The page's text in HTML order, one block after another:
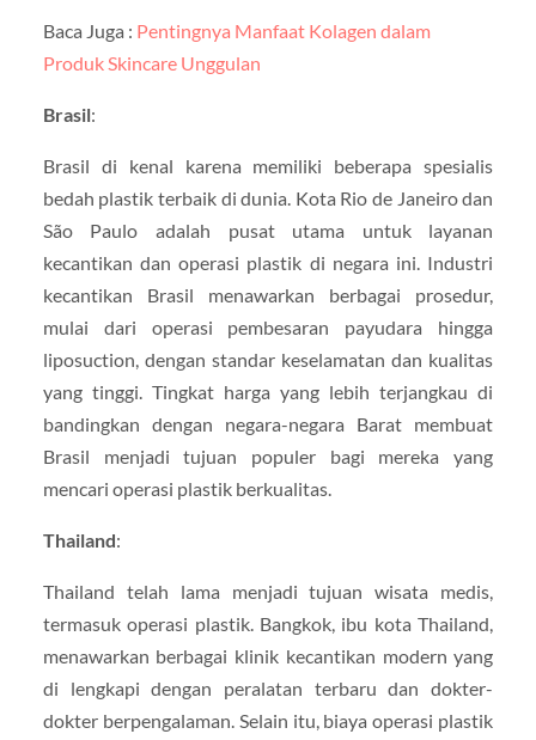
Baca Juga : Pentingnya Manfaat Kolagen dalam
Produk Skincare Unggulan
Brasil:
Brasil di kenal karena memiliki beberapa spesialis
bedah plastik terbaik di dunia. Kota Rio de Janeiro dan
São Paulo adalah pusat utama untuk layanan
kecantikan dan operasi plastik di negara ini. Industri
kecantikan Brasil menawarkan berbagai prosedur,
mulai dari operasi pembesaran payudara hingga
liposuction, dengan standar keselamatan dan kualitas
yang tinggi. Tingkat harga yang lebih terjangkau di
bandingkan dengan negara-negara Barat membuat
Brasil menjadi tujuan populer bagi mereka yang
mencari operasi plastik berkualitas.
Thailand:
Thailand telah lama menjadi tujuan wisata medis,
termasuk operasi plastik. Bangkok, ibu kota Thailand,
menawarkan berbagai klinik kecantikan modern yang
di lengkapi dengan peralatan terbaru dan dokter-
dokter berpengalaman. Selain itu, biaya operasi plastik